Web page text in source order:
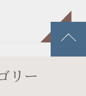
リー